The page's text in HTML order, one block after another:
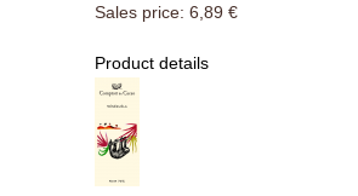
Sales price: 6,89 €
Product details